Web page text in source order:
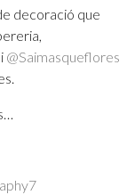
decoració que
@Saimasqueflores